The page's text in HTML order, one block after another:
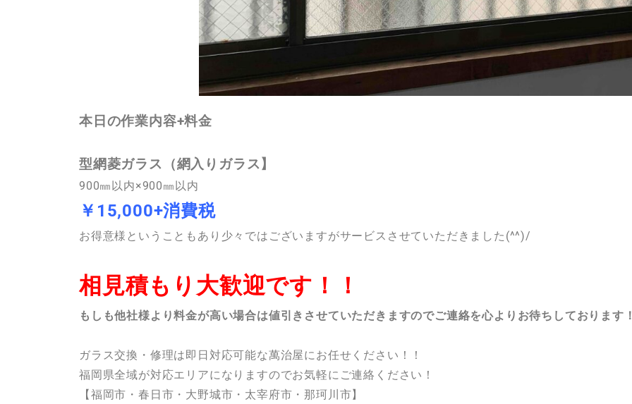
本日の作業内容+料金
型網菱ガラス（網入りガラス】
900㎜以内×900㎜以内
￥15,000+消費税
お得意様ということもあり少々ではございますがサービスさせていただきました(^^)/
相見積もり大歓迎です！！
もしも他社様より料金が高い場合は値引きさせていただきますのでご連絡を心よりお待ちしております
ガラス交換・修理は即日対応可能な萬治屋にお任せください！！
福岡県全域が対応エリアになりますのでお気軽にご連絡ください！
【福岡市・春日市・大野城市・太宰府市・那珂川市】